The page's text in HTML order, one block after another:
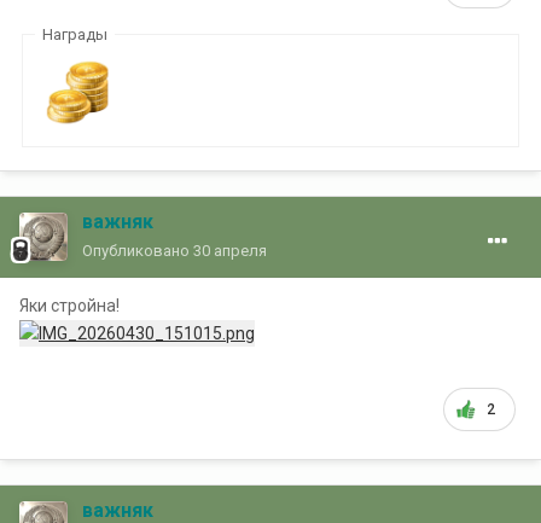
Награды
важняк
Опубликовано 30 апреля
Яки стройна!
2
важняк